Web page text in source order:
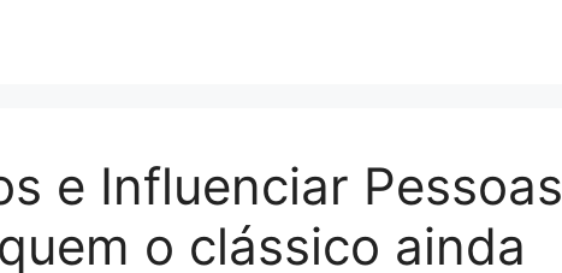
e Influenciar Pessoas
o clássico ainda